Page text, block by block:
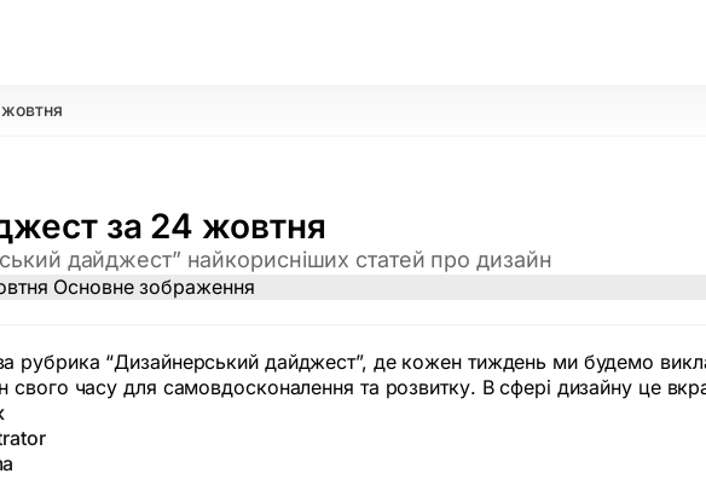
за 24 жовтня
дайджест” найкорисніших статей про дизайн
рубрика “Дизайнерський дайджест”, де кожен тиждень ми будемо
свого часу для самовдосконалення та розвитку. В сфері дизайну це